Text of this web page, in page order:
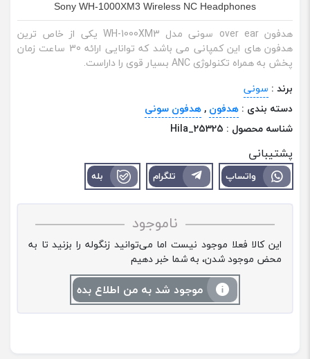
Sony WH-1000XM3 Wireless NC Headphones
هدفون over ear سونی مدل WH-1000XM3 یکی از خاص ترین
هدفون های این کمپانی می باشد که توانایی ارائه 30 ساعت زمان
پخش به همراه تکنولوژی ANC بسیار قوی را داراست.
برند : سونی
دسته بندی : هدفون ,هدفون سونی
شناسه محصول : Hila_25325
پشتیبانی
واتساپ تلگرام بله
ناموجود
این کالا فعلا موجود نیست اما می‌توانید زنگوله را بزنید تا به
محض موجود شدن، به شما خبر دهیم
موجود شد به من اطلاع بده